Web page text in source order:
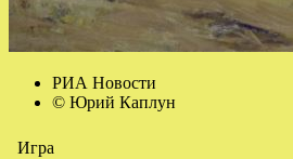
РИА Новости
© Юрий Каплун